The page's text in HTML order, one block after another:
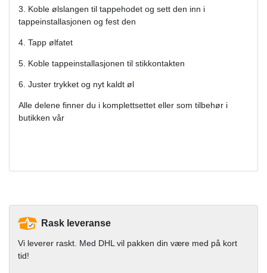
3. Koble ølslangen til tappehodet og sett den inn i
tappeinstallasjonen og fest den
4. Tapp ølfatet
5. Koble tappeinstallasjonen til stikkontakten
6. Juster trykket og nyt kaldt øl
Alle delene finner du i komplettsettet eller som tilbehør i
butikken vår
Rask leveranse
Vi leverer raskt. Med DHL vil pakken din være med på kort
tid!